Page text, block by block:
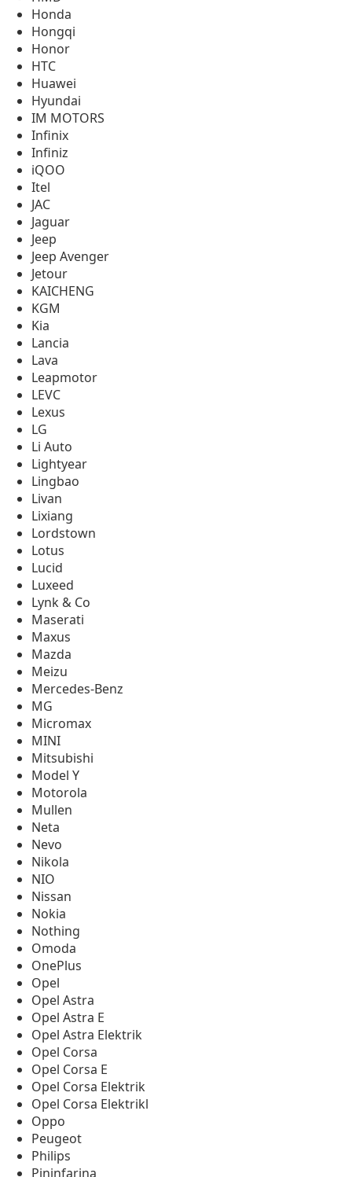
Honda
Hongqi
Honor
HTC
Huawei
Hyundai
IM MOTORS
Infinix
Infiniz
iQOO
Itel
JAC
Jaguar
Jeep
Jeep Avenger
Jetour
KAICHENG
KGM
Kia
Lancia
Lava
Leapmotor
LEVC
Lexus
LG
Li Auto
Lightyear
Lingbao
Livan
Lixiang
Lordstown
Lotus
Lucid
Luxeed
Lynk & Co
Maserati
Maxus
Mazda
Meizu
Mercedes-Benz
MG
Micromax
MINI
Mitsubishi
Model Y
Motorola
Mullen
Neta
Nevo
Nikola
NIO
Nissan
Nokia
Nothing
Omoda
OnePlus
Opel
Opel Astra
Opel Astra E
Opel Astra Elektrik
Opel Corsa
Opel Corsa E
Opel Corsa Elektrik
Opel Corsa Elektrikl
Oppo
Peugeot
Philips
Pininfarina